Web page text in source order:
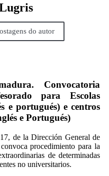
do autor
Convocatoria
para Escolas
e portugués) e centros
e Portugués)
de la Dirección General de
procedimiento para la
de determinadas
no universitarios.